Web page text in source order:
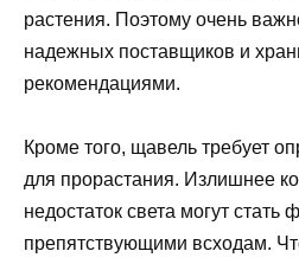
растения. Поэтому очень
надежных поставщиков и
рекомендациями.
Кроме того, щавель требует
для прорастания. Излишнее
недостаток света могут стать
препятствующими всходам.